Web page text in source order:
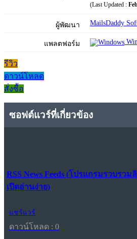
(Last Updated :
ผู้พัฒนา MailsDaddy
แพลตฟอร์ม
รีวิว
ดาวน์โหลด
สั่งซื้อ
ซอฟต์แวร์ที่เกี่ยวข้อง
RSS News Feeds (โปรแกรมรวบรว
เปิดอ่านง่าย)
แชร์แวร์
ดาวน์โหลด : 0